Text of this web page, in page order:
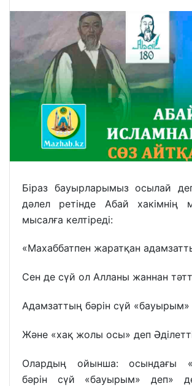
Біраз бауырларымыз осылай
дәлел ретінде Абай хакімнің
мысалға келтіреді:
«Махаббатпен жаратқан
Сен де сүй ол Алланы жаннан
Адамзаттың бәрін сүй «бауырым»
Және «хақ жолы осы» деп
Олардың ойынша: осындағы
бәрін сүй «бауырым» деп»